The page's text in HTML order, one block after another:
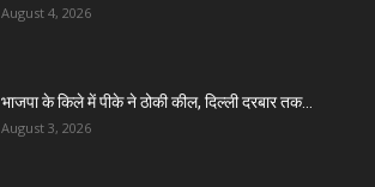
August 4, 2026
भाजपा के किले में पीके ने ठोकी कील, दिल्ली दरबार तक...
August 3, 2026